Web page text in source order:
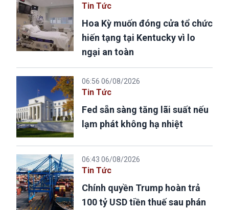
Tin Tức
Hoa Kỳ muốn đóng cửa tổ chức
hiến tạng tại Kentucky vì lo
ngại an toàn
06:56 06/08/2026
Tin Tức
Fed sẵn sàng tăng lãi suất nếu
lạm phát không hạ nhiệt
06:43 06/08/2026
Tin Tức
Chính quyền Trump hoàn trả
100 tỷ USD tiền thuế sau phán